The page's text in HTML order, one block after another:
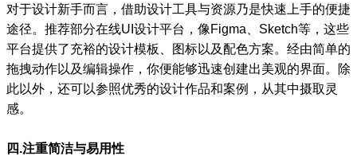
对于设计新手而言，借助设计工具与资源乃是快速上手的便捷
途径。推荐部分在线UI设计平台，像Figma、Sketch等，这些
平台提供了充裕的设计模板、图标以及配色方案。经由简单的
拖拽动作以及编辑操作，你便能够迅速创建出美观的界面。除
此以外，还可以参照优秀的设计作品和案例，从其中摄取灵
感。
四.注重简洁与易用性